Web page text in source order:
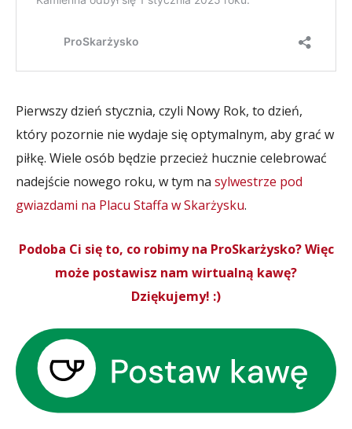
Pierwszy dzień stycznia, czyli Nowy Rok, to dzień,
który pozornie nie wydaje się optymalnym, aby grać w
piłkę. Wiele osób będzie przecież hucznie celebrować
nadejście nowego roku, w tym na sylwestrze pod
gwiazdami na Placu Staffa w Skarżysku.
Podoba Ci się to, co robimy na ProSkarżysko? Więc
może postawisz nam wirtualną kawę?
Dziękujemy! :)